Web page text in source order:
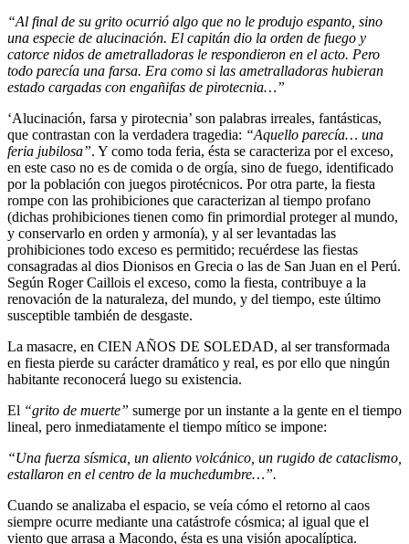
“Al final de su grito ocurrió algo que no le produjo espanto, sino
una especie de alucinación. El capitán dio la orden de fuego y
catorce nidos de ametralladoras le respondieron en el acto. Pero
todo parecía una farsa. Era como si las ametralladoras hubieran
estado cargadas con engañifas de pirotecnia…”
‘Alucinación, farsa y pirotecnia’ son palabras irreales, fantásticas,
que contrastan con la verdadera tragedia: “Aquello parecía… una
feria jubilosa”. Y como toda feria, ésta se caracteriza por el exceso,
en este caso no es de comida o de orgía, sino de fuego, identificado
por la población con juegos pirotécnicos. Por otra parte, la fiesta
rompe con las prohibiciones que caracterizan al tiempo profano
(dichas prohibiciones tienen como fin primordial proteger al mundo,
y conservarlo en orden y armonía), y al ser levantadas las
prohibiciones todo exceso es permitido; recuérdese las fiestas
consagradas al dios Dionisos en Grecia o las de San Juan en el Perú.
Según Roger Caillois el exceso, como la fiesta, contribuye a la
renovación de la naturaleza, del mundo, y del tiempo, este último
susceptible también de desgaste.
La masacre, en CIEN AÑOS DE SOLEDAD, al ser transformada
en fiesta pierde su carácter dramático y real, es por ello que ningún
habitante reconocerá luego su existencia.
El “grito de muerte” sumerge por un instante a la gente en el tiempo
lineal, pero inmediatamente el tiempo mítico se impone:
“Una fuerza sísmica, un aliento volcánico, un rugido de cataclismo,
estallaron en el centro de la muchedumbre…”.
Cuando se analizaba el espacio, se veía cómo el retorno al caos
siempre ocurre mediante una catástrofe cósmica; al igual que el
viento que arrasa a Macondo, ésta es una visión apocalíptica.